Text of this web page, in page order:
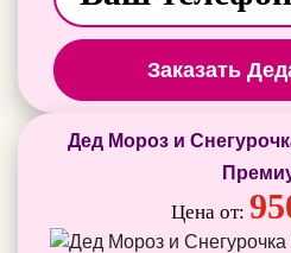
Заказать
Дед Мороз и
Цена от: